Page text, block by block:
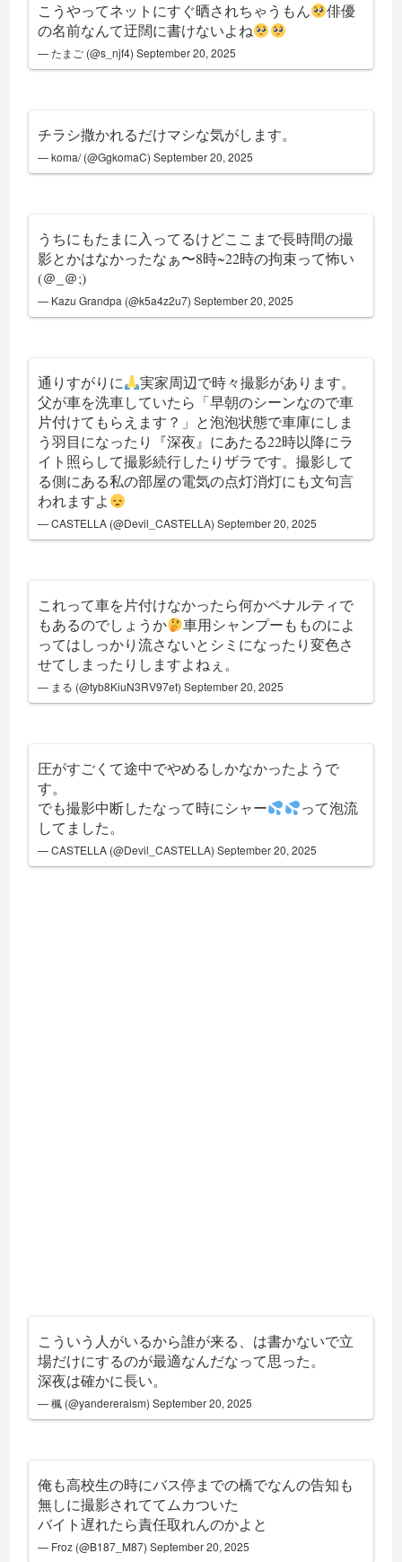
こうやってネットにすぐ晒されちゃうもん
俳優
の名前なんて迂闊に書けないよね
— たまご (@s_njf4)September 20, 2025
チラシ撒かれるだけマシな気がします。
— koma/ (@GgkomaC)September 20, 2025
うちにもたまに入ってるけどここまで長時間の撮
影とかはなかったなぁ〜8時~22時の拘束って怖い
(＠_＠;)
— Kazu Grandpa (@k5a4z2u7)September 20, 2025
通りすがりに
実家周辺で時々撮影があります。
父が車を洗車していたら「早朝のシーンなので車
片付けてもらえます？」と泡泡状態で車庫にしま
う羽目になったり『深夜』にあたる22時以降にラ
イト照らして撮影続行したりザラです。撮影して
る側にある私の部屋の電気の点灯消灯にも文句言
われますよ
— CASTELLA (@Devil_CASTELLA)September 20, 2025
これって車を片付けなかったら何かペナルティで
もあるのでしょうか
車用シャンプーもものによ
ってはしっかり流さないとシミになったり変色さ
せてしまったりしますよねぇ。
— まる (@tyb8KiuN3RV97et)September 20, 2025
圧がすごくて途中でやめるしかなかったようで
す。
でも撮影中断したなって時にシャー
って泡流
してました。
— CASTELLA (@Devil_CASTELLA)September 20, 2025
こういう人がいるから誰が来る、は書かないで立
場だけにするのが最適なんだなって思った。
深夜は確かに長い。
— 楓 (@yandereraism)September 20, 2025
俺も高校生の時にバス停までの橋でなんの告知も
無しに撮影されててムカついた
バイト遅れたら責任取れんのかよと
— Froz (@B187_M87)September 20, 2025